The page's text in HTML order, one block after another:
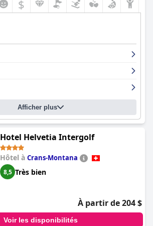
$
Afficher plus
Hotel Helvetia Intergolf
Hôtel à Crans-Montana
8,5 Très bien
À partir de 204 $
Voir les disponibilités